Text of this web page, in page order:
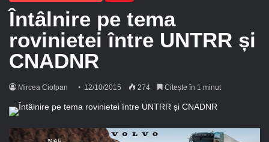
Întâlnire pe tema
rovinietei între UNTRR și
CNADNR
Mircea Ciolpan 12/10/2015 274 Citește în 1 minut